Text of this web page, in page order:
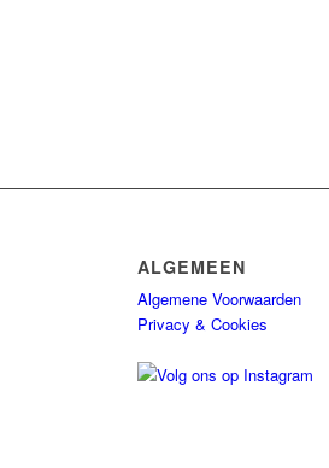
ALGEMEEN
Algemene Voorwaarden
Privacy & Cookies